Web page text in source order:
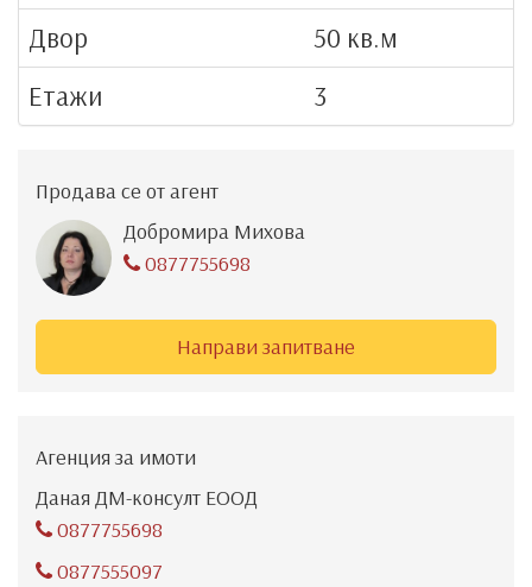
Двор
50 кв.м
Етажи
3
Продава се от агент
Добромира Михова
0877755698
Направи запитване
Агенция за имоти
Даная ДМ-консулт ЕООД
0877755698
0877555097